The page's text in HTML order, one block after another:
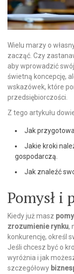
Wielu marzy o
zacząć. Czy
aby wprowadzić swój
świetną koncepcję,
wskazówek, które
przedsiębiorczości.
Z tego artykułu
Jak
Jakie kroki
gospodarczą.
Jak znaleźć
Pomysł i
Kiedy już masz
zrozumienie rynku,
konkurencję, określ
Jeśli chcesz być o
wyróżnia i jak
szczegółowy